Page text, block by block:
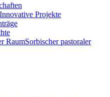
Innovative Projekte
Sorbischer pastoraler